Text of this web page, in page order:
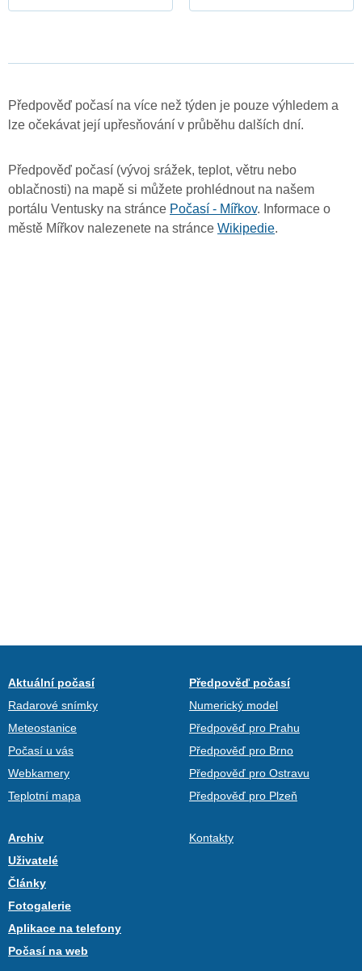
Předpověď počasí na více než týden je pouze výhledem a
lze očekávat její upřesňování v průběhu dalších dní.
Předpověď počasí (vývoj srážek, teplot, větru nebo
oblačnosti) na mapě si můžete prohlédnout na našem
portálu Ventusky na stránce Počasí - Mířkov. Informace o
městě Mířkov nalezenete na stránce Wikipedie.
Aktuální počasí
Radarové snímky
Meteostanice
Počasí u vás
Webkamery
Teplotní mapa
Předpověď počasí
Numerický model
Předpověď pro Prahu
Předpověď pro Brno
Předpověď pro Ostravu
Předpověď pro Plzeň
Archiv
Uživatelé
Články
Fotogalerie
Aplikace na telefony
Počasí na web
Kontakty